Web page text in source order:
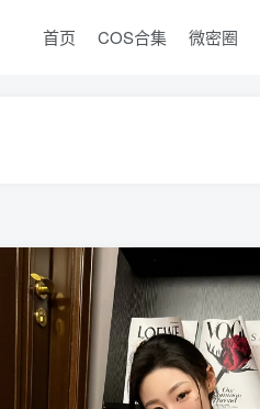
首页 COS合集 微密圈